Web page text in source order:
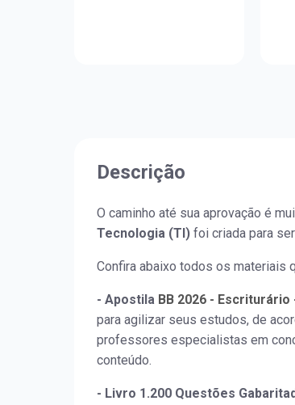
Descrição
O caminho até sua aprovação é
Tecnologia (TI) foi criada para
Confira abaixo todos os materiais
- Apostila BB 2026 -
para agilizar seus estudos, de
professores especialistas em
conteúdo.
- Livro 1.200 Questões